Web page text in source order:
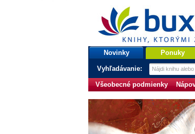
bux.sk
knihy, ktorými žijete
Úvodná stránka
Novinky Ponuky
Vyhľadávanie:
Všeobecné podmienky